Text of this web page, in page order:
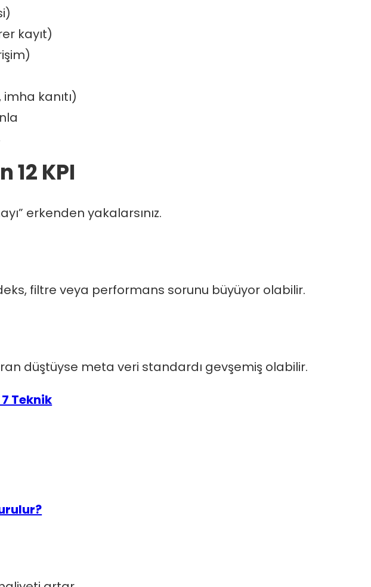
kayıt)
kanıtı)
KPI
erkenden yakalarsınız.
filtre veya performans sorunu büyüyor olabilir.
düştüyse meta veri standardı gevşemiş olabilir.
Teknik